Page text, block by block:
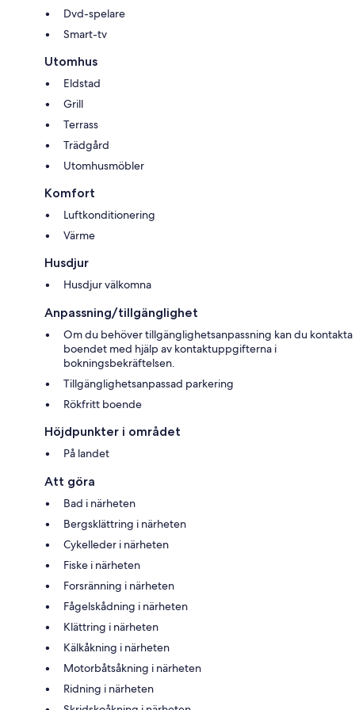
Dvd-spelare
Smart-tv
Utomhus
Eldstad
Grill
Terrass
Trädgård
Utomhusmöbler
Komfort
Luftkonditionering
Värme
Husdjur
Husdjur välkomna
Anpassning/tillgänglighet
Om du behöver tillgänglighetsanpassning kan du kontakta
boendet med hjälp av kontaktuppgifterna i
bokningsbekräftelsen.
Tillgänglighetsanpassad parkering
Rökfritt boende
Höjdpunkter i området
På landet
Att göra
Bad i närheten
Bergsklättring i närheten
Cykelleder i närheten
Fiske i närheten
Forsränning i närheten
Fågelskådning i närheten
Klättring i närheten
Kälkåkning i närheten
Motorbåtsåkning i närheten
Ridning i närheten